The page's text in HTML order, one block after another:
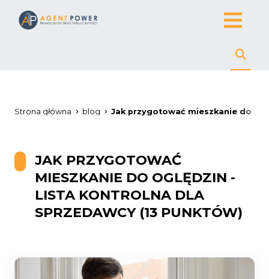
Strona główna blog Jak przygotować mieszkanie do
JAK PRZYGOTOWAĆ
MIESZKANIE DO OGLĘDZIN -
LISTA KONTROLNA DLA
SPRZEDAWCY (13 PUNKTÓW)